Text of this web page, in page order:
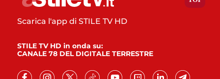
Scarica l'app di STILE TV HD
STILE TV HD in onda su:
CANALE 78 DEL DIGITALE TERRESTRE